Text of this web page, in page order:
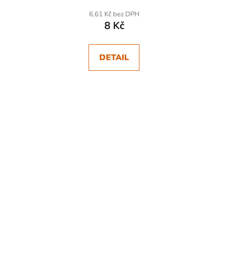
6,61 Kč bez DPH
8 Kč
DETAIL